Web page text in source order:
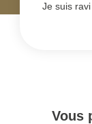
Je suis
Vous